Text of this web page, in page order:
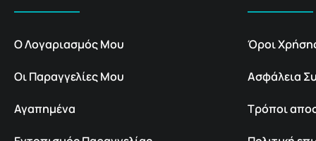
Ο Λογαριασμός Μου
Οι Παραγγελίες Μου
Αγαπημένα
Όροι
Ασφάλεια
Τρόποι